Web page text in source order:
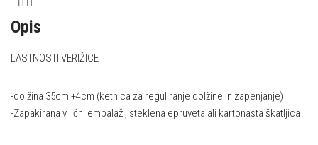
Opis
LASTNOSTI VERIŽICE
-dolžina 35cm +4cm (ketnica za reguliranje dolžine in zapenjanje)
-Zapakirana v lični embalaži, steklena epruveta ali kartonasta škatljica